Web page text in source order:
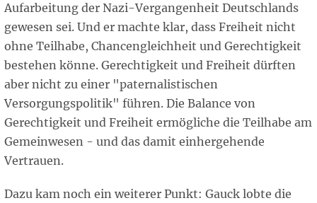
Aufarbeitung der Nazi-Vergangenheit Deutschlands
gewesen sei. Und er machte klar, dass Freiheit nicht
ohne Teilhabe, Chancengleichheit und Gerechtigkeit
bestehen könne. Gerechtigkeit und Freiheit dürften
aber nicht zu einer "paternalistischen
Versorgungspolitik" führen. Die Balance von
Gerechtigkeit und Freiheit ermögliche die Teilhabe am
Gemeinwesen - und das damit einhergehende
Vertrauen.
Dazu kam noch ein weiterer Punkt: Gauck lobte die